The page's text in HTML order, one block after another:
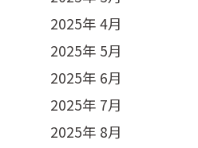
2025年 4月
2025年 5月
2025年 6月
2025年 7月
2025年 8月